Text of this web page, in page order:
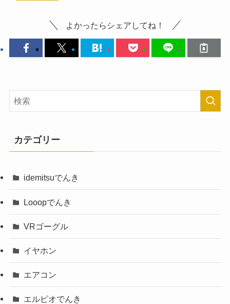
よかったらシェアしてね！
カテゴリー
idemitsuでんき
Looopでんき
VRゴーグル
イヤホン
エアコン
エルピオでんき